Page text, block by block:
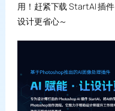
用！赶紧下载 StartAI 插
设计更省心～